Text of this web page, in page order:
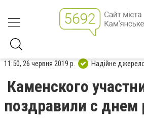
11:50, 26 червня 2019 р. Надійне
Каменского
поздравили с